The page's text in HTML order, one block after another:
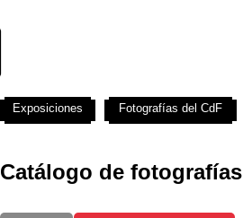
Catálogo de fotografías
Exposiciones Fotografías del CdF